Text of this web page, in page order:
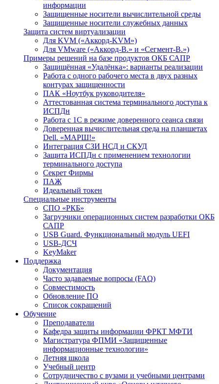
информации
Защищенные носители вычислительной среды
Защищенные носители служебных данных
Защита систем виртуализации
Для KVM («Аккорд-KVM»)
Для VMware («Аккорд-В.» и «Сегмент-В.»)
Примеры решений на базе продуктов ОКБ САПР
Защищённая «Удалёнка»: варианты реализации
Работа с одного рабочего места в двух разных
контурах защищенности
ПАК «Ноутбук руководителя»
Аттестованная система терминального доступа к
ИСПДн
Работа с 1С в режиме доверенного сеанса связи
Доверенная вычислительная среда на планшетах
Dell. «МАРШ!»
Интеграция СЗИ НСД и СКУД
Защита ИСПДн с применением технологии
терминального доступа
Секрет Фирмы
ПАЖ
Идеальный токен
Специальные инструменты
СПО «РКБ»
Загрузчики операционных систем разработки ОКБ
САПР
USB Guard. Функциональный модуль UEFI
USB-ДСЧ
KeyMaker
Поддержка
Документация
Часто задаваемые вопросы (FAQ)
Совместимость
Обновление ПО
Список сокращений
Обучение
Преподаватели
Кафедра защиты информации ФРКТ МФТИ
Магистратура ФПМИ «Защищенные
информационные технологии»
Летняя школа
Учебный центр
Сотрудничество с вузами и учебными центрами